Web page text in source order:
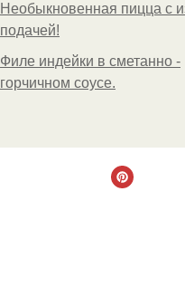
Необыкновенная пицца с
подачей!
Филе индейки в сметанно -
горчичном соусе.